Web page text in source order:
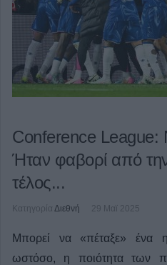
Conference League:
Ήταν φαβορί από
τέλος...
Κατηγορία Διεθνή 29 Μαϊ 2025
Μπορεί να «πέταξε» ένα
ωστόσο, η ποιότητα των